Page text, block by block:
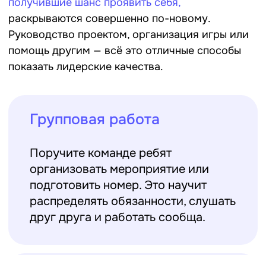
Позитивное подкрепление
Каждое старание, каждая попытка —
повод для поддержки. Фразы типа
«Ты справился!» или «Отлично
придумал!» помогают поверить в
Режим как ресурс
6. ВОСПИТЫВАЙТЕ ЧЕРЕЗ
Самообслуживание и бытовые дела— мощный
инструмент формирования дисциплины. В
лагере масса таких возможностей.